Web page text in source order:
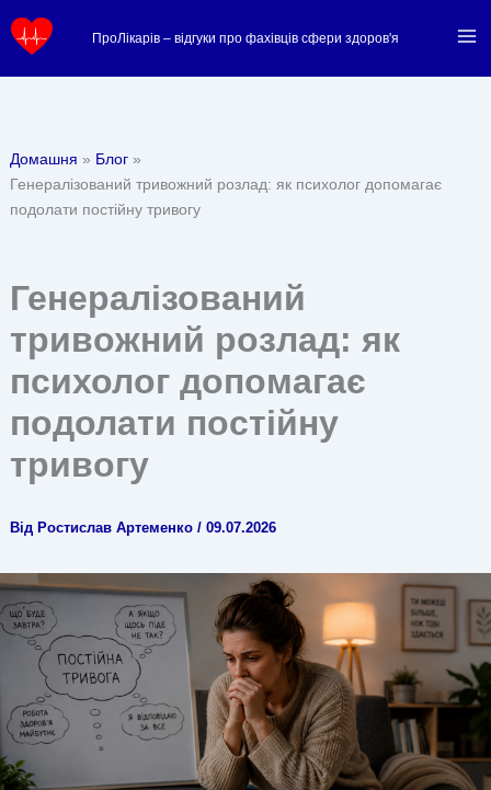
до
ПроЛікарів – відгуки про фахівців сфери здоров'я
Домашня
Блог
Генералізований тривожний розлад: як психолог допомагає
подолати постійну тривогу
Генералізований
тривожний розлад: як
психолог допомагає
подолати постійну
тривогу
Від Ростислав Артеменко / 09.07.2026